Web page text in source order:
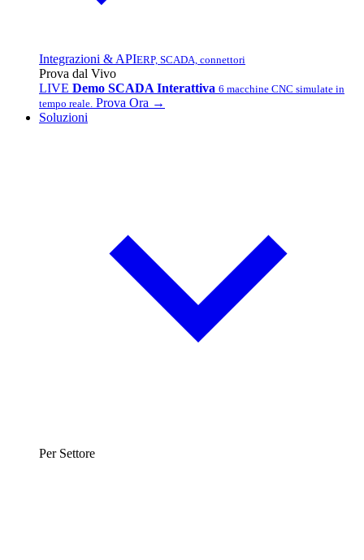
Integrazioni & APIERP, SCADA, connettori
Prova dal Vivo
LIVE Demo SCADA Interattiva 6 macchine CNC simulate in
tempo reale. Prova Ora →
Soluzioni
Per Settore